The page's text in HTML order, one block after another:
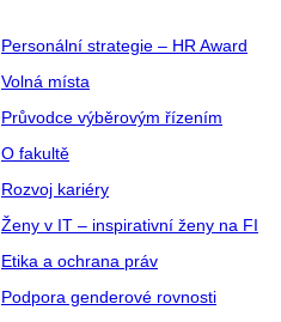
Personální strategie – HR Award
Volná místa
Průvodce výběrovým řízením
O fakultě
Rozvoj kariéry
Ženy v IT – inspirativní ženy na FI
Etika a ochrana práv
Podpora genderové rovnosti